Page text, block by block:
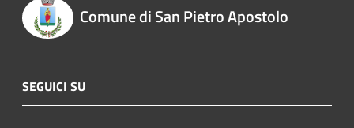
Comune di San Pietro Apostolo
SEGUICI SU